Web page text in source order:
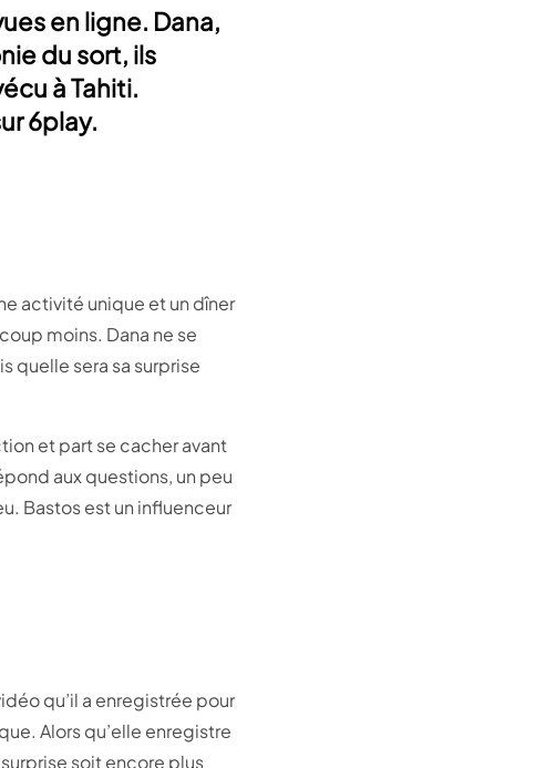
en ligne. Dana,
du sort, ils
à Tahiti.
6play.
activité unique et un dîner
moins. Dana ne se
quelle sera sa surprise
et part se cacher avant
aux questions, un peu
Bastos est un influenceur
qu’il a enregistrée pour
Alors qu’elle enregistre
soit encore plus